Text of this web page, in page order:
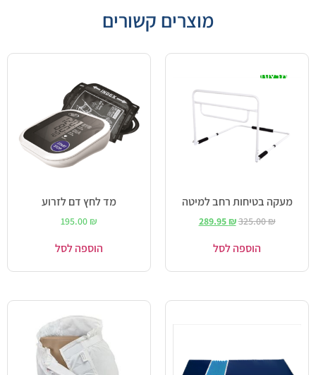
מוצרים קשורים
מבצע!
מעקה בטיחות רחב למיטה
325.00₪
289.95₪
הוספה לסל
מד לחץ דם לזרוע
195.00 ₪
הוספה לסל